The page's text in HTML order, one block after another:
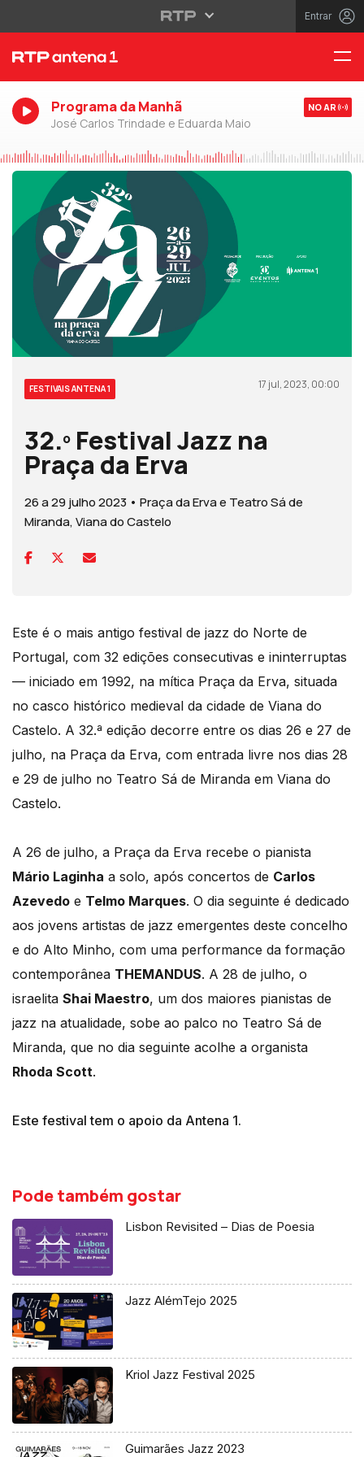
Entrar
Programa da Manhã
José Carlos Trindade e Eduarda Maio
NO AR
FESTIVAIS ANTENA 1 17 jul, 2023, 00:00
32.º Festival Jazz na
Praça da Erva
26 a 29 julho 2023 • Praça da Erva e Teatro Sá de
Miranda, Viana do Castelo
Este é o mais antigo festival de jazz do Norte de
Portugal, com 32 edições consecutivas e ininterruptas
— iniciado em 1992, na mítica Praça da Erva, situada
no casco histórico medieval da cidade de Viana do
Castelo. A 32.ª edição decorre entre os dias 26 e 27 de
julho, na Praça da Erva, com entrada livre nos dias 28
e 29 de julho no Teatro Sá de Miranda em Viana do
Castelo.
A 26 de julho, a Praça da Erva recebe o pianista
Mário Laginha a solo, após concertos de Carlos
Azevedo e Telmo Marques. O dia seguinte é dedicado
aos jovens artistas de jazz emergentes deste concelho
e do Alto Minho, com uma performance da formação
contemporânea THEMANDUS. A 28 de julho, o
israelita Shai Maestro, um dos maiores pianistas de
jazz na atualidade, sobe ao palco no Teatro Sá de
Miranda, que no dia seguinte acolhe a organista
Rhoda Scott.
Este festival tem o apoio da Antena 1.
Pode também gostar
Lisbon Revisited – Dias de Poesia
Jazz AlémTejo 2025
Kriol Jazz Festival 2025
Guimarães Jazz 2023